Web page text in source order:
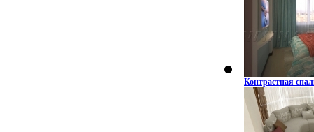
Контрастная